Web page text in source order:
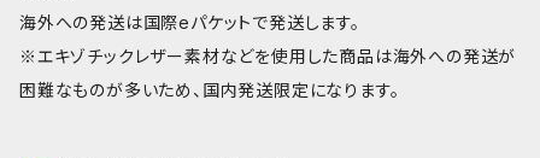
海外への発送は国際eパケットで発送します。
※エキゾチックレザー素材などを使用した商品は海外への発送が
困難なものが多いため、国内発送限定になります。